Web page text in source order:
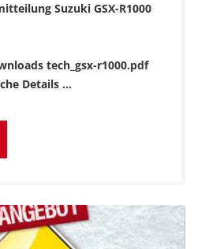
Suzuki GSX-R1000
tech_gsx-r1000.pdf
Details ...